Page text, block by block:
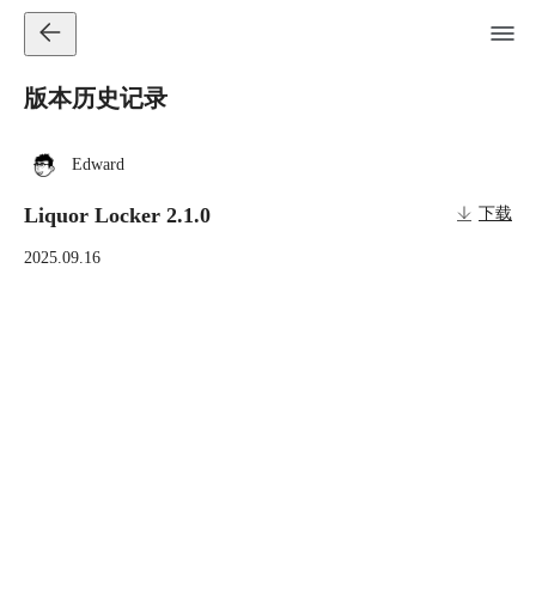
版本历史记录
Edward
Liquor Locker 2.1.0 下载
2025.09.16